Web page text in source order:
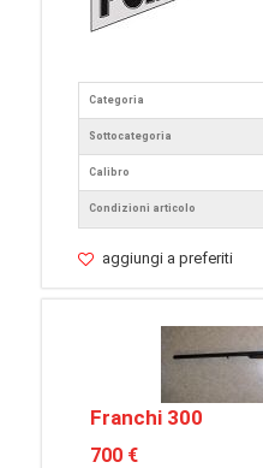
Categoria
Sottocategoria
Calibro
Condizioni articolo
aggiungi a preferiti
Franchi 300
700 €